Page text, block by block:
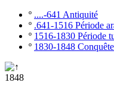
º ....-641 Antiquité
º .641-1516 Période
º 1516-1830 Période
º 1830-1848
1848